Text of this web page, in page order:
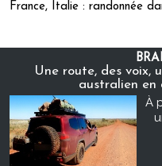
France, Italie : randonnée
Une route, des voix,
australien en
À